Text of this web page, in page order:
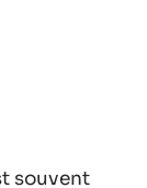
souvent